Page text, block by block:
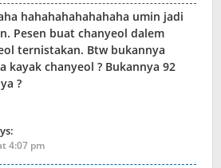
hahahahahahahaha umin jadi
Pesen buat chanyeol dalem
ternistakan. Btw bukannya
kayak chanyeol ? Bukannya 92
?
4:07 pm